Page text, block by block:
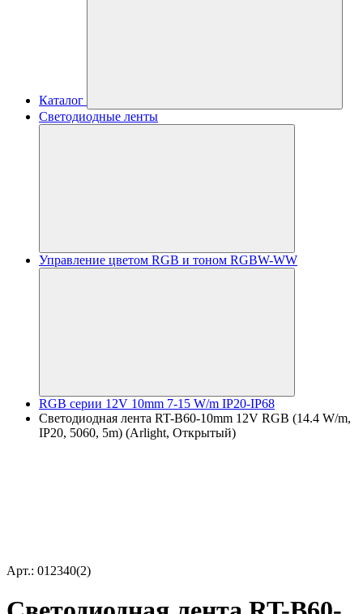
Каталог
Светодиодные ленты
Управление цветом RGB и тоном RGBW-WW
RGB серии 12V 10mm 7-15 W/m IP20-IP68
Светодиодная лента RT-B60-10mm 12V RGB (14.4 W/m,
IP20, 5060, 5m) (Arlight, Открытый)
Арт.: 012340(2)